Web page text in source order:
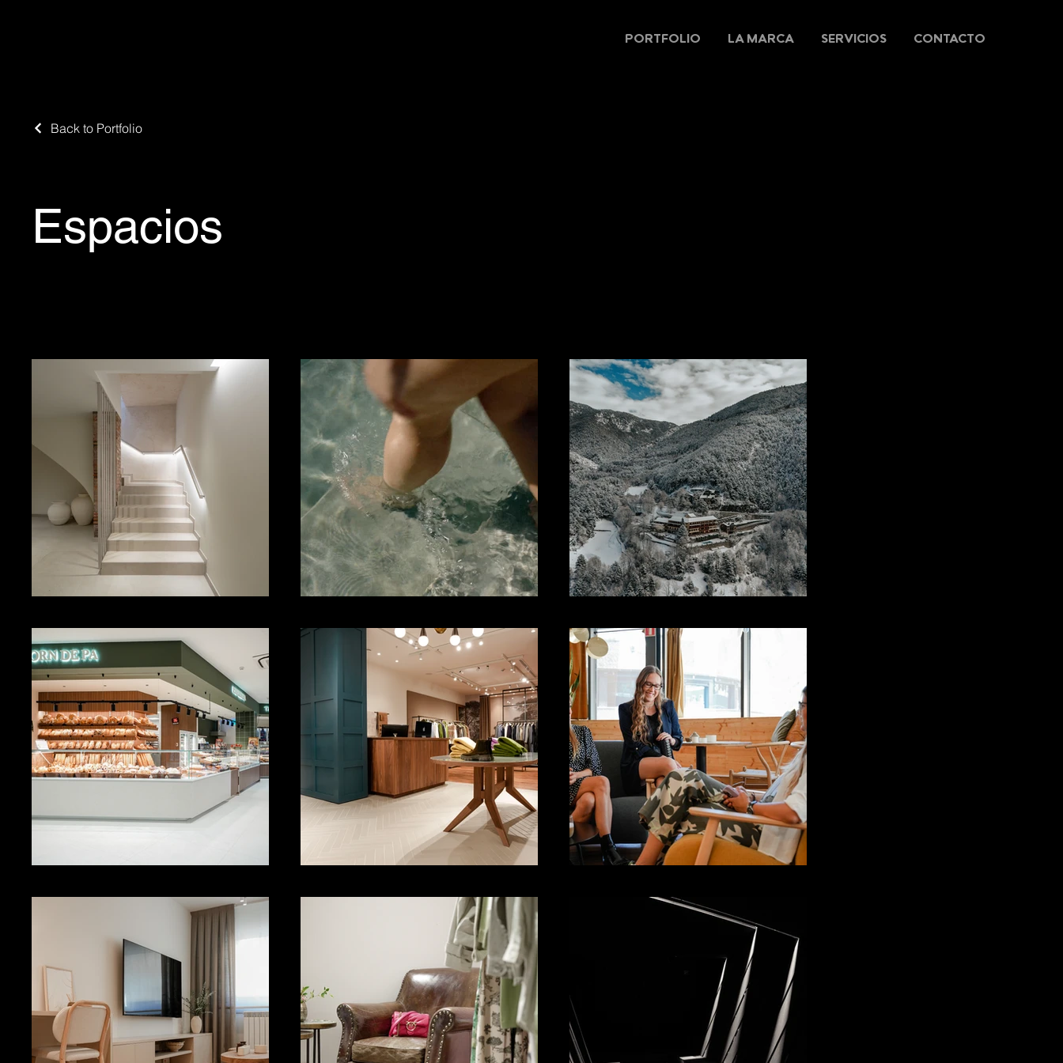
PORTFOLIO LA MARCA SERVICIOS CONTACTO
Back to Portfolio
Espacios